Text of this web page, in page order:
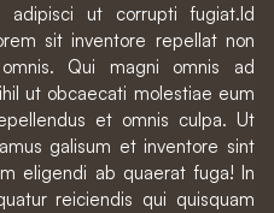
ut corrupti fugiat.Id
sit inventore repellat non
Qui magni omnis ad
ut obcaecati molestiae eum
et omnis culpa. Ut
galisum et inventore sint
eligendi ab quaerat fuga! In
reiciendis qui quisquam